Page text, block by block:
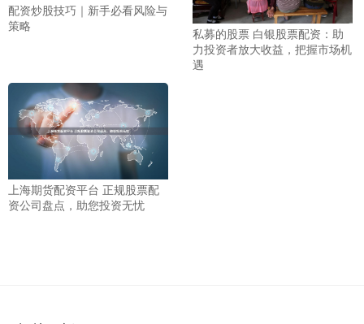
配资炒股技巧｜新手必看风险与
策略
私募的股票 白银股票配资：助
力投资者放大收益，把握市场机
遇
上海期货配资平台 正规股票配
资公司盘点，助您投资无忧